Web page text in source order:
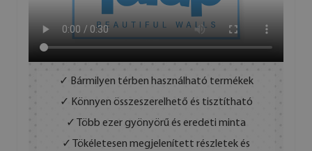
✓ Bármilyen térben használható termékek
✓ Könnyen összeszerelhető és tisztítható
✓ Több ezer gyönyörű és eredeti minta
✓ Tökéletesen megjelenített részletek és